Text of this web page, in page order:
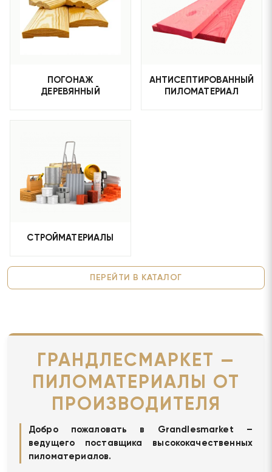
ПЕРЕЙТИ В КАТАЛОГ
ПОГОНАЖ
ДЕРЕВЯННЫЙ
АНТИСЕПТИРОВАННЫЙ
ПИЛОМАТЕРИАЛ
СТРОЙМАТЕРИАЛЫ
ГРАНДЛЕСМАРКЕТ —
ПИЛОМАТЕРИАЛЫ ОТ
ПРОИЗВОДИТЕЛЯ
Добро пожаловать в Grandlesmarket –
ведущего поставщика высококачественных
пиломатериалов.